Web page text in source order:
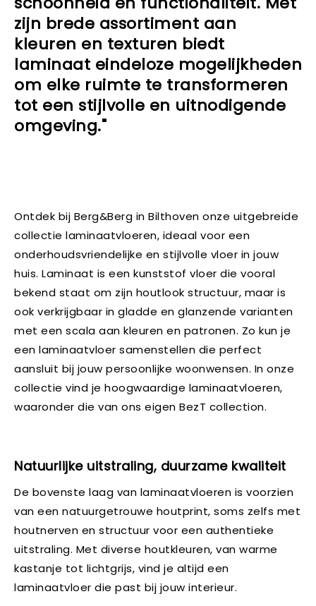
zijn brede assortiment aan
kleuren en texturen biedt
laminaat eindeloze mogelijkheden
om elke ruimte te transformeren
tot een stijlvolle en uitnodigende
omgeving."
Ontdek bij Berg&Berg in Bilthoven onze uitgebreide
collectie laminaatvloeren, ideaal voor een
onderhoudsvriendelijke en stijlvolle vloer in jouw
huis. Laminaat is een kunststof vloer die vooral
bekend staat om zijn houtlook structuur, maar is
ook verkrijgbaar in gladde en glanzende varianten
met een scala aan kleuren en patronen. Zo kun je
een laminaatvloer samenstellen die perfect
aansluit bij jouw persoonlijke woonwensen. In onze
collectie vind je hoogwaardige laminaatvloeren,
waaronder die van ons eigen BezT collection.
Natuurlijke uitstraling, duurzame kwaliteit
De bovenste laag van laminaatvloeren is voorzien
van een natuurgetrouwe houtprint, soms zelfs met
houtnerven en structuur voor een authentieke
uitstraling. Met diverse houtkleuren, van warme
kastanje tot lichtgrijs, vind je altijd een
laminaatvloer die past bij jouw interieur.